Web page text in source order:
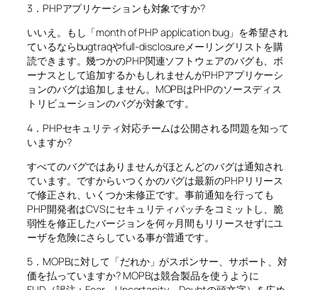
3．PHPアプリケーションも対象ですか?
いいえ。もし「month of PHP application bug」を希望され
ているならbugtraqやfull-disclosureメーリングリストを購
読できます。幾つかのPHP関連ソフトウェアのバグも、ボ
ーナスとして追加するかもしれませんがPHPアプリケーシ
ョンのバグは追加しません。MOPBはPHPのソースディス
トリビューションのバグが対象です。
4．PHPセキュリティ対応チームは公開される問題を知って
いますか?
すべてのバグではありませんがほとんどのバグは通知され
ています。ですからいつくかのバグは最新のPHPリリース
で修正され、いくつか未修正です。事前通知を行っても
PHP開発者はCVSにセキュリティパッチをコミットし、脆
弱性を修正したバージョンを何ヶ月間もリリースせずにユ
ーザを危険にさらしている事が普通です。
5．MOPBに対して「だれか」がスポンサー、サポート、対
価を払っていますか? MOPBは競合製品を使うように